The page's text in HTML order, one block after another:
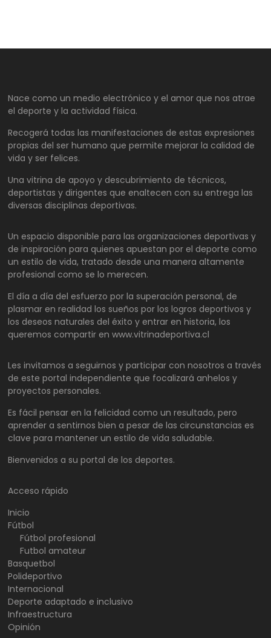
Nace como un medio electrónico y el amor que nos atrae
el deporte y la actividad física.
Recogerá todas las manifestaciones de estas expresiones
propias del ser humano que permite mejorar la calidad de
vida y ser felices.
Una vitrina de apoyo y descubrimiento de técnicos,
deportistas y dirigentes que enaltecen con su entrega las
diversas disciplinas deportivas.
Un espacio disponible para las organizaciones deportivas y
de inspiración para quienes apuestan por el deporte como
un estilo de vida, tratado desde una manera altamente
profesional como se lo merecen.
El día a día del esfuerzo por la superación personal, de
plasmar en realidad los sueños por los logros deportivos y
los deseos naturales del éxito y entrar en historia, los
queremos compartir en www.vitrinadeportiva.cl
Les invitamos a seguirnos y participar con nosotros a través
de este portal independiente que focalizará anhelos y
proyectos personales.
Es fácil pensar en la felicidad como un resultado, pero
aprender a sentirnos bien a pesar de las circunstancias es
clave para mantener un estilo de vida saludable.
Bienvenidos a su portal de los deportes.
Acceso rápido
Inicio
Fútbol
Fútbol profesional
Futbol amateur
Basquetbol
Polideportivo
Internacional
Deporte adaptado e inclusivo
Infraestructura
Opinión